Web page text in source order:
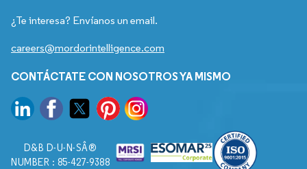
¿Te interesa? Envíanos un email.
careers@mordorintelligence.com
CONTÁCTATE CON NOSOTROS YA MISMO
D&B D-U-N-SÂ®
NUMBER : 85-427-9388